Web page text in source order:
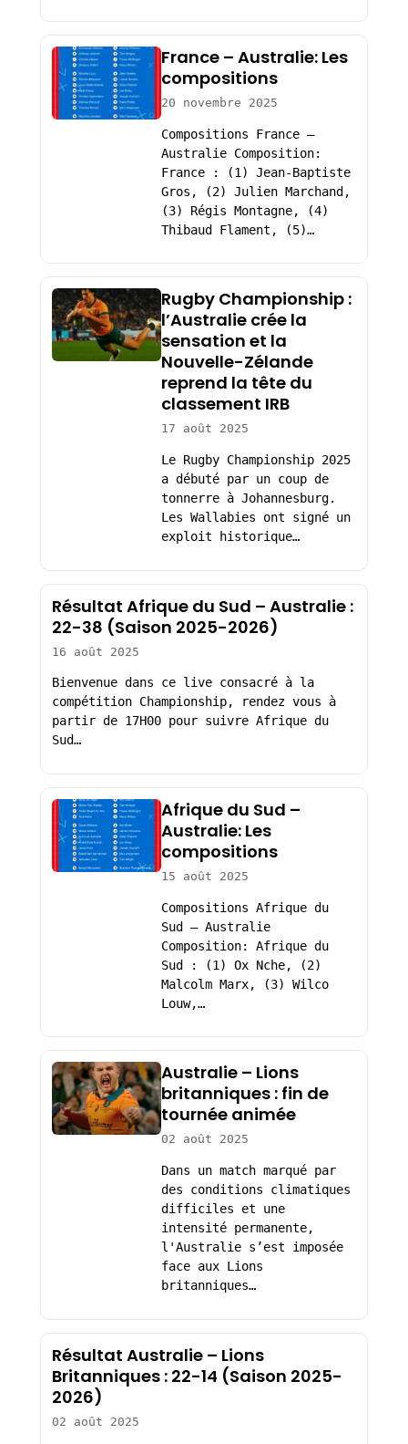
France – Australie: Les
compositions
20 novembre 2025
Compositions France –
Australie Composition:
France : (1) Jean-Baptiste
Gros, (2) Julien Marchand,
(3) Régis Montagne, (4)
Thibaud Flament, (5)…
Rugby Championship :
l’Australie crée la
sensation et la
Nouvelle-Zélande
reprend la tête du
classement IRB
17 août 2025
Le Rugby Championship 2025
a débuté par un coup de
tonnerre à Johannesburg.
Les Wallabies ont signé un
exploit historique…
Résultat Afrique du Sud – Australie :
22-38 (Saison 2025-2026)
16 août 2025
Bienvenue dans ce live consacré à la
compétition Championship, rendez vous à
partir de 17H00 pour suivre Afrique du
Sud…
Afrique du Sud –
Australie: Les
compositions
15 août 2025
Compositions Afrique du
Sud – Australie
Composition: Afrique du
Sud : (1) Ox Nche, (2)
Malcolm Marx, (3) Wilco
Louw,…
Australie – Lions
britanniques : fin de
tournée animée
02 août 2025
Dans un match marqué par
des conditions climatiques
difficiles et une
intensité permanente,
l'Australie s’est imposée
face aux Lions
britanniques…
Résultat Australie – Lions
Britanniques : 22-14 (Saison 2025-
2026)
02 août 2025